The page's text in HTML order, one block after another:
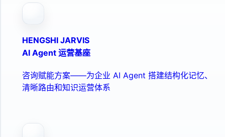
HENGSHI JARVIS
AI Agent 运营基座
咨询赋能方案——为企业 AI Agent 搭建结构化记忆、
清晰路由和知识运营体系